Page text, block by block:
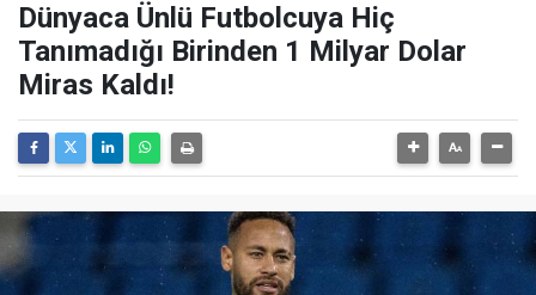
Dünyaca Ünlü Futbolcuya Hiç
Tanımadığı Birinden 1 Milyar Dolar
Miras Kaldı!